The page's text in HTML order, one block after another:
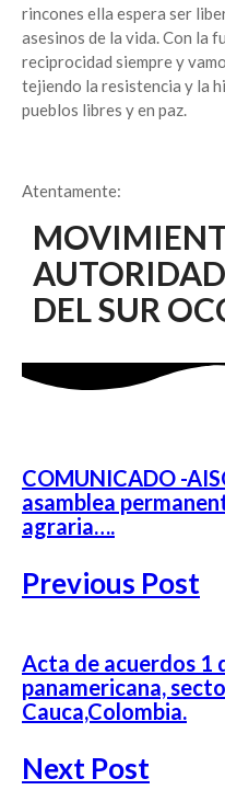
rincones ella espera ser
asesinos de la vida. Con la
reciprocidad siempre y
tejiendo la resistencia y la
pueblos libres y en paz.
Atentamente:
DEL SUR
COMUNICADO -
asamblea
agraria….
Previous Post
Acta de acuerdos 1
panamericana,
Cauca,Colombia.
Next Post